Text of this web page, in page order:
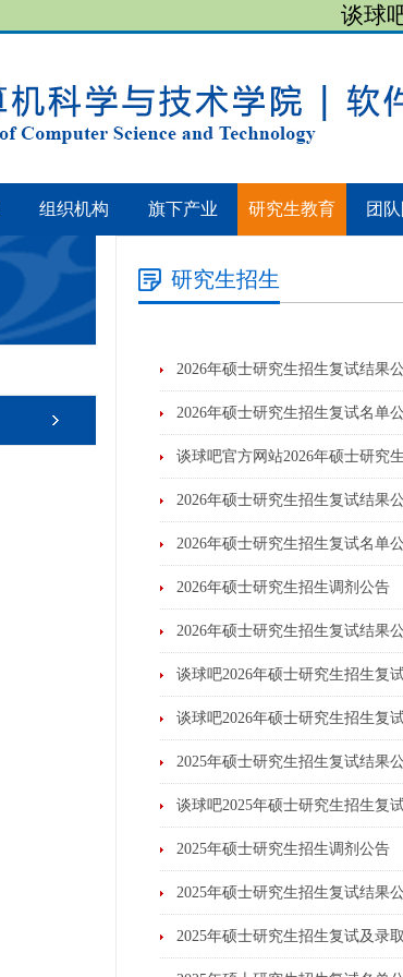
谈球
组织机构 旗下产业 研究生教育 团
研究生招生
2026年硕士研究生招生复试结果
2026年硕士研究生招生复试名单
谈球吧官方网站2026年硕士研究
2026年硕士研究生招生复试结果
2026年硕士研究生招生复试名单
2026年硕士研究生招生调剂公告
2026年硕士研究生招生复试结果
谈球吧2026年硕士研究生招生复
谈球吧2026年硕士研究生招生复
2025年硕士研究生招生复试结果
谈球吧2025年硕士研究生招生复
2025年硕士研究生招生调剂公告
2025年硕士研究生招生复试结果
2025年硕士研究生招生复试及录